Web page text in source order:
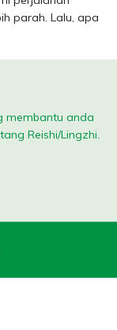
parah. Lalu, apa
membantu anda
Reishi/Lingzhi.